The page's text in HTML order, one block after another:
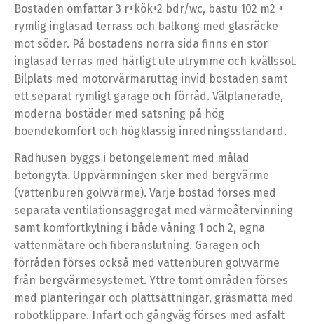
Bostaden omfattar 3 r+kök+2 bdr/wc, bastu 102 m2 +
rymlig inglasad terrass och balkong med glasräcke
mot söder. På bostadens norra sida finns en stor
inglasad terras med härligt ute utrymme och kvällssol.
Bilplats med motorvärmaruttag invid bostaden samt
ett separat rymligt garage och förråd. Välplanerade,
moderna bostäder med satsning på hög
boendekomfort och högklassig inredningsstandard.
Radhusen byggs i betongelement med målad
betongyta. Uppvärmningen sker med bergvärme
(vattenburen golvvärme). Varje bostad förses med
separata ventilationsaggregat med värmeåtervinning
samt komfortkylning i både våning 1 och 2, egna
vattenmätare och fiberanslutning. Garagen och
förråden förses också med vattenburen golvvärme
från bergvärmesystemet. Yttre tomt områden förses
med planteringar och plattsättningar, gräsmatta med
robotklippare. Infart och gångväg förses med asfalt